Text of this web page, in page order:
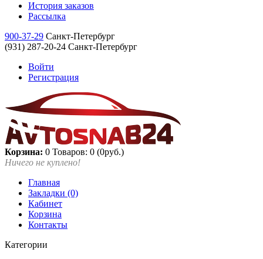
История заказов
Рассылка
900-37-29 Санкт-Петербург
(931) 287-20-24 Санкт-Петербург
Войти
Регистрация
Корзина: 0 Товаров: 0 (0руб.)
Ничего не куплено!
Главная
Закладки (0)
Кабинет
Корзина
Контакты
Категории